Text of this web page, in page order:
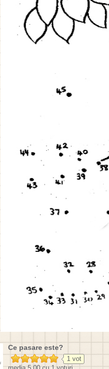
Ce pasare este?
1 vot